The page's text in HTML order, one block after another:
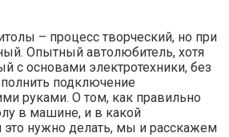
– процесс творческий, но при
Опытный автолюбитель, хотя
с основами электротехники, без
подключение
руками. О том, как правильно
в машине, и в какой
это нужно делать, мы и расскажем